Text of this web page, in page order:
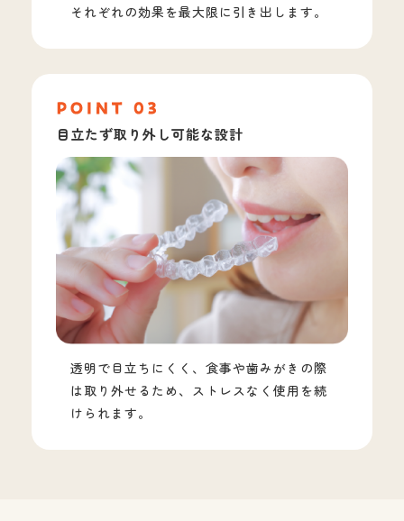
それぞれの効果を最大限に引き出します。
目立たず取り外し可能な設計
透明で目立ちにくく、食事や歯みがきの際
は取り外せるため、ストレスなく使用を続
けられます。